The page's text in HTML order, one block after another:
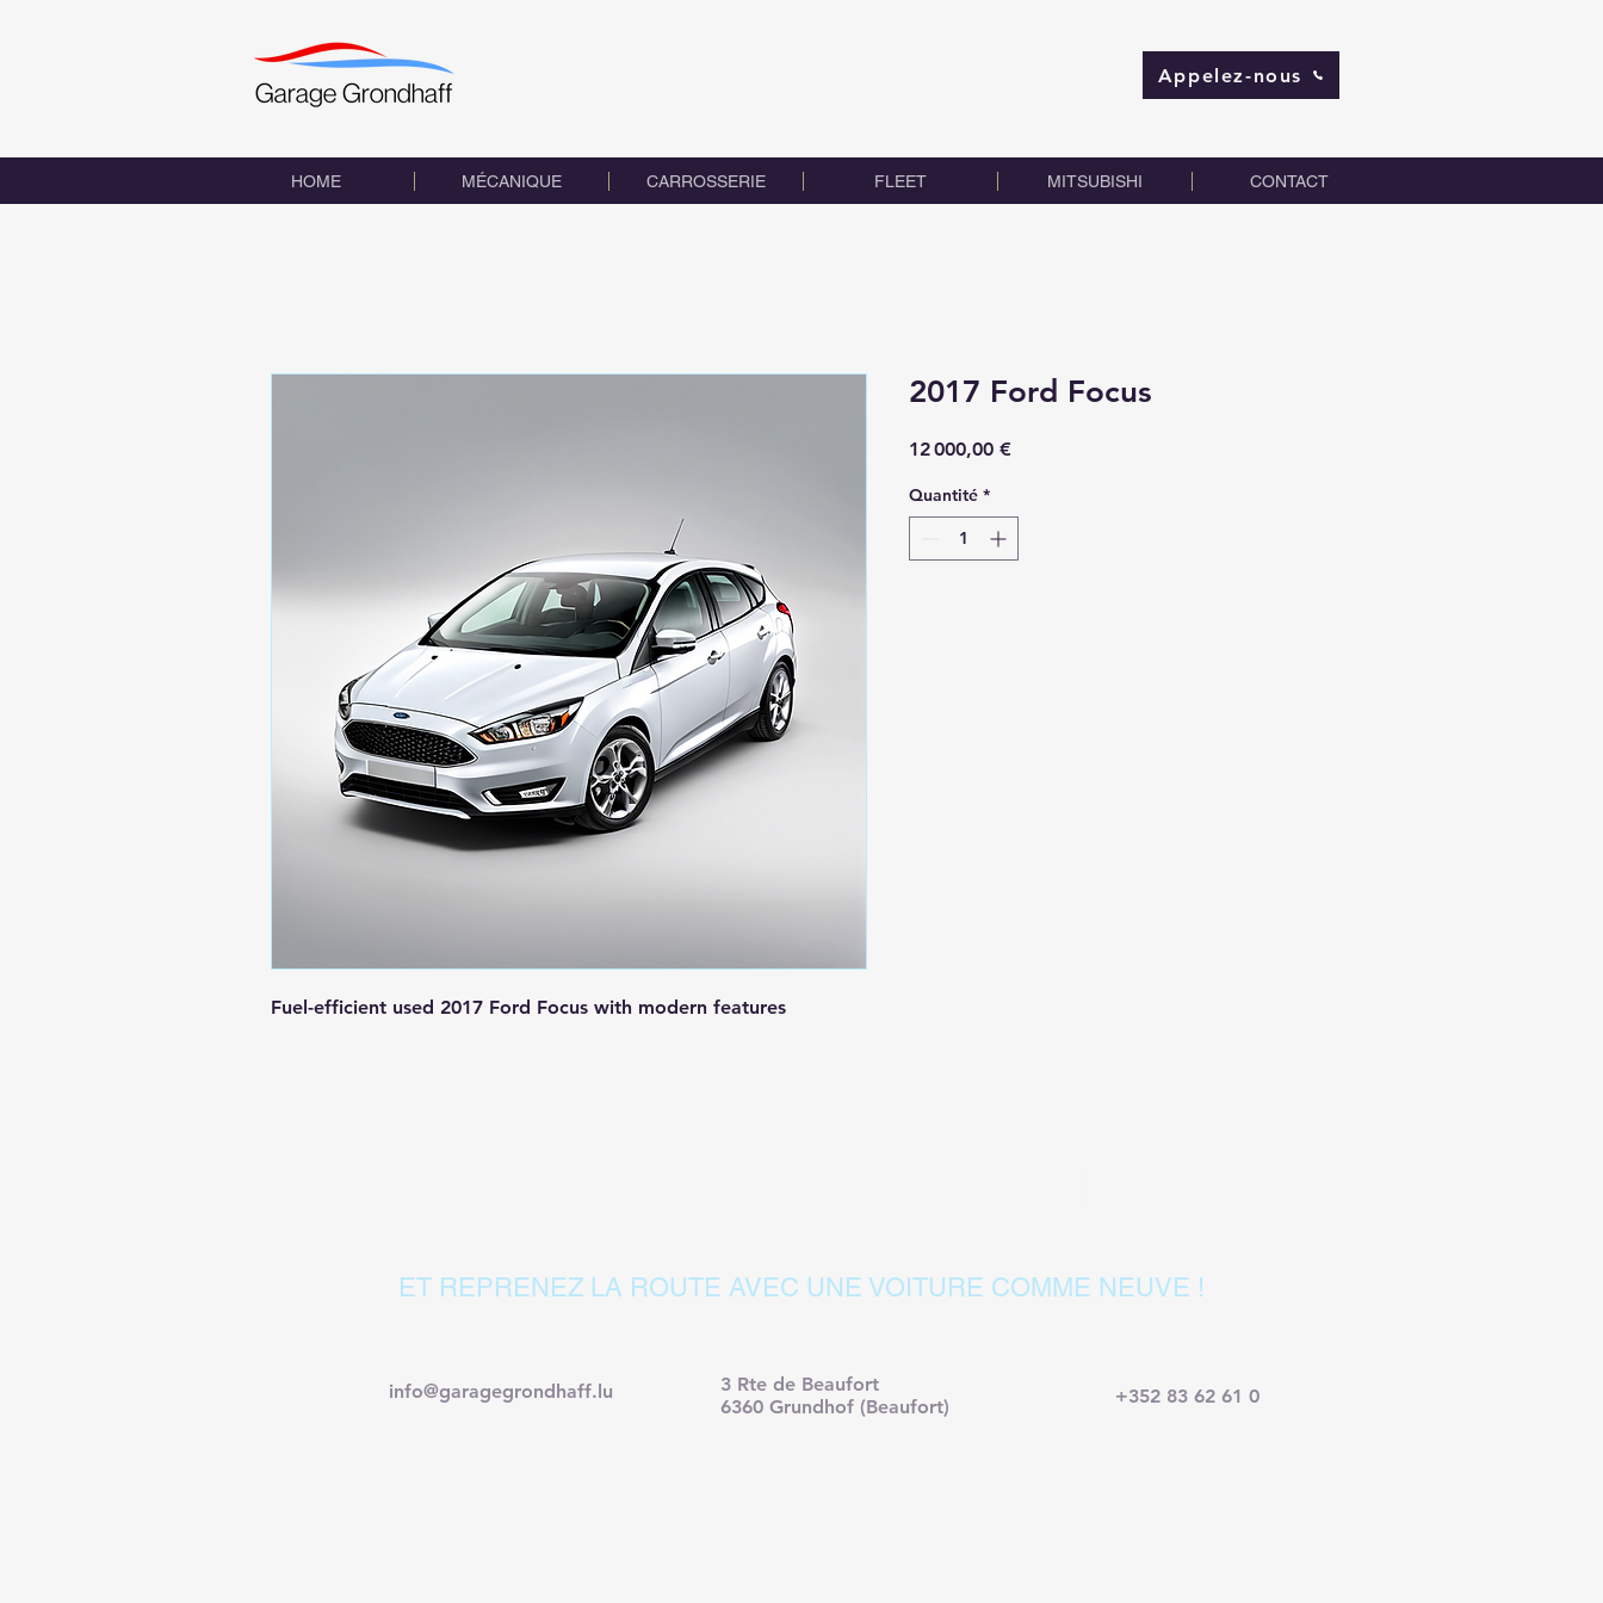
Appelez-nous
HOME MÉCANIQUE CARROSSERIE FLEET MITSUBISHI CONTACT
Fuel-efficient used 2017 Ford Focus with modern features
2017 Ford Focus
12 000,00 €
Quantité *
ET REPRENEZ LA ROUTE AVEC UNE VOITURE COMME NEUVE !
info@garagegrondhaff.lu
3 Rte de Beaufort
6360 Grundhof (Beaufort)
+352 83 62 61 0